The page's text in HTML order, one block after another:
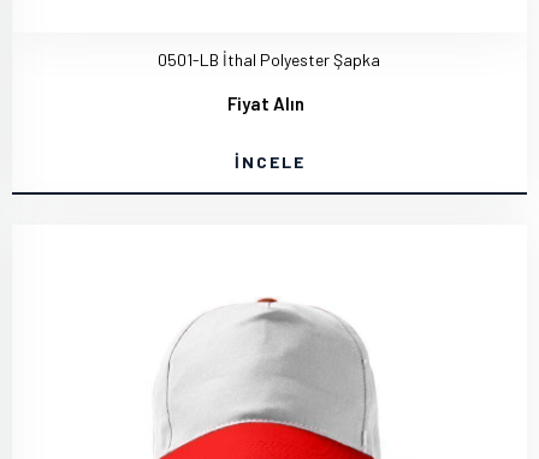
0501-LB İthal Polyester Şapka
Fiyat Alın
İNCELE